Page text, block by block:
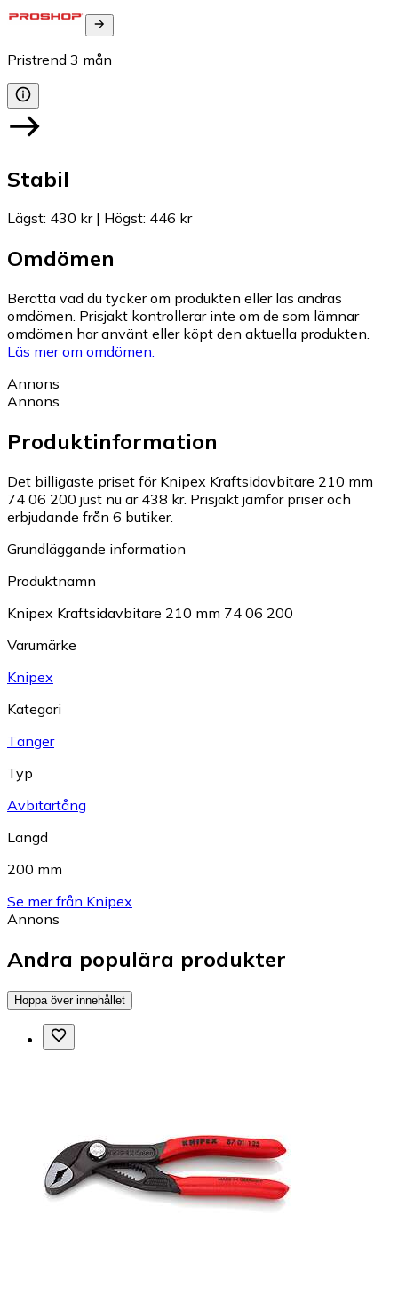
Pristrend 3 mån
Stabil
Lägst: 430 kr| Högst: 446 kr
Omdömen
Berätta vad du tycker om produkten eller läs andras
omdömen. Prisjakt kontrollerar inte om de som lämnar
omdömen har använt eller köpt den aktuella produkten.
Läs mer om omdömen.
Annons
Annons
Produktinformation
Det billigaste priset för Knipex Kraftsidavbitare 210 mm
74 06 200 just nu är 438 kr. Prisjakt jämför priser och
erbjudande från 6 butiker.
Grundläggande information
Produktnamn
Knipex Kraftsidavbitare 210 mm 74 06 200
Varumärke
Knipex
Kategori
Tänger
Typ
Avbitartång
Längd
200 mm
Se mer från Knipex
Annons
Andra populära produkter
Hoppa över innehållet